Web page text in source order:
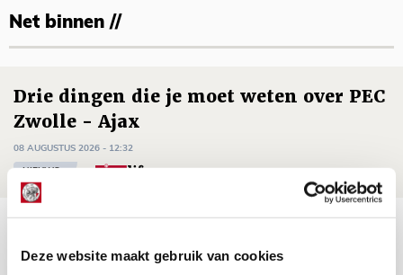
Deze website maakt gebruik van cookies
Net binnen //
Drie dingen die je moet weten over PEC
Zwolle - Ajax
08 AUGUSTUS 2026 - 12:32
NIEUWS
jij aan nieuw eredivisieseizoen?